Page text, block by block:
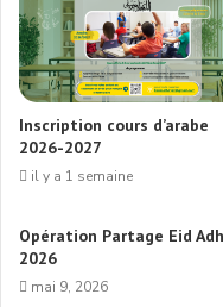
Inscription cours d’arabe
2026-2027
il y a 1 semaine
Opération Partage Eid
2026
mai 9, 2026